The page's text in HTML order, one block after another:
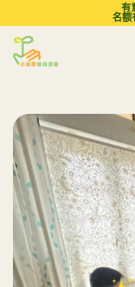
有
名额
Sprout in Motion
所有服务
服务
评估
到校支援服务
相关资讯